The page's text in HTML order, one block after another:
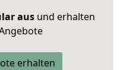
ausund erhalten
erhalten